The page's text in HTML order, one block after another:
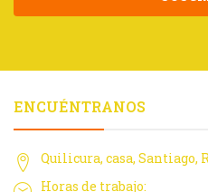
ENCUÉNTRANOS
Quilicura, casa,
Horas de trabajo: